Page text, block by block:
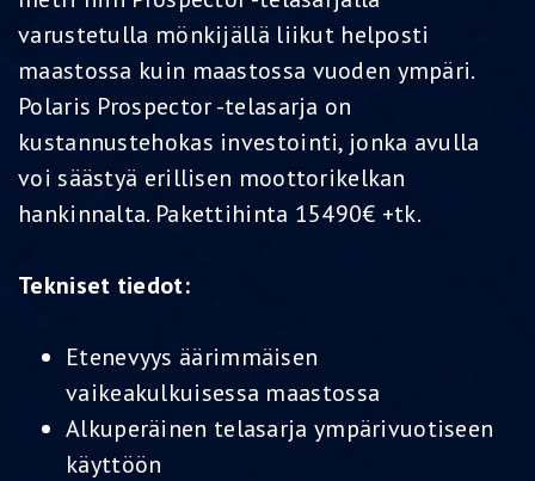
varustetulla mönkijällä liikut helposti
maastossa kuin maastossa vuoden ympäri.
Polaris Prospector -telasarja on
kustannustehokas investointi, jonka avulla
voi säästyä erillisen moottorikelkan
hankinnalta. Pakettihinta 15490€ +tk.
Tekniset tiedot:
Etenevyys äärimmäisen
vaikeakulkuisessa maastossa
Alkuperäinen telasarja ympärivuotiseen
käyttöön